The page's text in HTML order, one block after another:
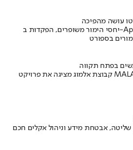
בספורט
בפתח תקווה
קבוצת אלמוג מציגה את פרויקט MALA: מגדלי הפרימיום האחרונים
אבטחת מידע וניהול אקלים חכם